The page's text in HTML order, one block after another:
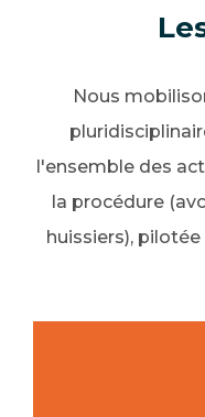
Nous
l'ensemble des
la procédure
huissiers),